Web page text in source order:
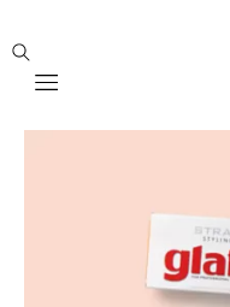
Mobile navigation